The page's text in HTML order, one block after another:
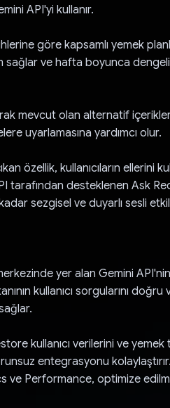
API'yi kullanır.
göre kapsamlı yemek
sağlar ve hafta boyunca
mevcut olan alternatif
uyarlamasına yardımcı olur.
özellik, kullanıcıların ellerini
tarafından desteklenen Ask
sezgisel ve duyarlı sesli
yer alan Gemini
kullanıcı sorgularını
kullanıcı verilerini ve
entegrasyonu
Performance, optimize